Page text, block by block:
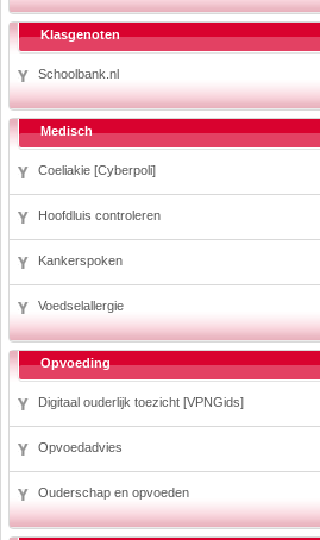
Klasgenoten
Schoolbank.nl
Medisch
Coeliakie [Cyberpoli]
Hoofdluis controleren
Kankerspoken
Voedselallergie
Opvoeding
Digitaal ouderlijk toezicht [VPNGids]
Opvoedadvies
Ouderschap en opvoeden